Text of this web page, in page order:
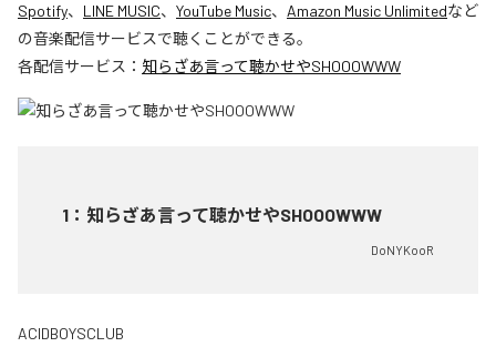
Spotify、 LINE MUSIC、 YouTube Music、 Amazon Music Unlimitedなど
の音楽配信サービスで聴くことができる。
各配信サービス： 知らざあ言って聴かせやSHOOOWWW
1 ： 知らざあ言って聴かせやSHOOOWWW
DoNYKooR
ACIDBOYSCLUB